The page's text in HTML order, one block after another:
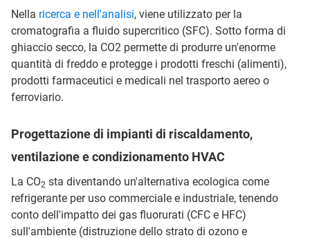
Nella ricerca e nell'analisi, viene utilizzato per la
cromatografia a fluido supercritico (SFC). Sotto forma di
ghiaccio secco, la CO2 permette di produrre un'enorme
quantità di freddo e protegge i prodotti freschi (alimenti),
prodotti farmaceutici e medicali nel trasporto aereo o
ferroviario.
Progettazione di impianti di riscaldamento,
ventilazione e condizionamento HVAC
La CO2 sta diventando un'alternativa ecologica come
refrigerante per uso commerciale e industriale, tenendo
conto dell'impatto dei gas fluorurati (CFC e HFC)
sull'ambiente (distruzione dello strato di ozono e